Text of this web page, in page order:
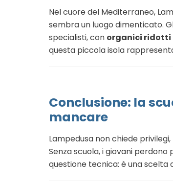
Nel cuore del Mediterraneo,
sembra un luogo dimenticato.
specialisti, con organici ridotti
questa piccola isola
Conclusione: la
mancare
Lampedusa non chiede
Senza scuola, i giovani
questione tecnica: è una scelta